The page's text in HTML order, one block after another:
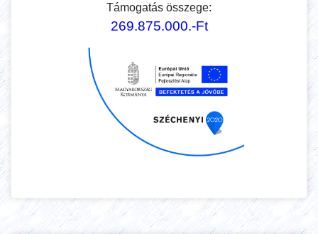
Támogatás összege:
269.875.000.-Ft